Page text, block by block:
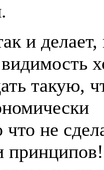
и делает,
такую,
не